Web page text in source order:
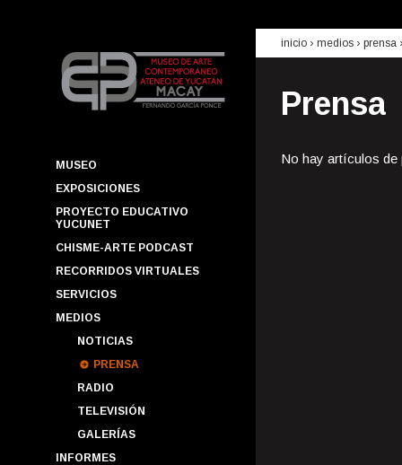
MUSEO
EXPOSICIONES
PROYECTO EDUCATIVO
YUCUNET
CHISME-ARTE PODCAST
RECORRIDOS VIRTUALES
SERVICIOS
MEDIOS
NOTICIAS
PRENSA
RADIO
TELEVISIÓN
GALERÍAS
INFORMES
inicio › medios › prensa
Prensa
No hay artículos de